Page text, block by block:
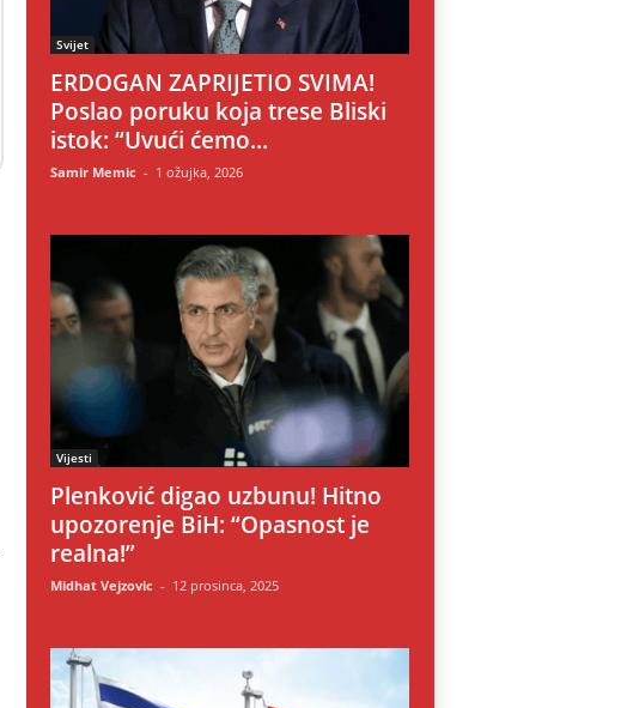
Svijet
ERDOGAN ZAPRIJETIO SVIMA!
Poslao poruku koja trese Bliski
istok: “Uvući ćemo...
Samir Memic - 1 ožujka, 2026
Vijesti
Plenković digao uzbunu! Hitno
upozorenje BiH: “Opasnost je
realna!”
Midhat Vejzovic - 12 prosinca, 2025